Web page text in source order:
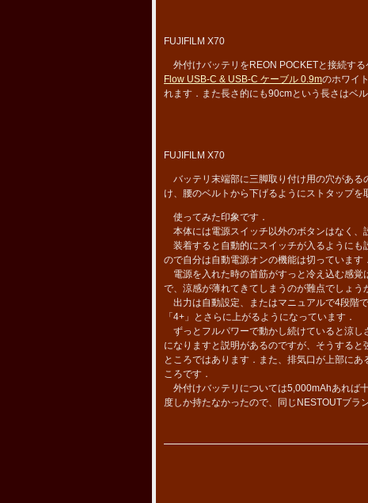
FUJIFILM X70
外付けバッテリをREON POCKETと接続す
Flow USB-C & USB-C ケーブル 0.9mのホワイ
れます．また長さ的にも90cmという長さはベ
FUJIFILM X70
バッテリ末端部に三脚取り付け用の穴がある
け、腰のベルトから下げるようにストタップを
使ってみた印象です．
本体には電源スイッチ以外のボタンはなく、
装着すると自動的にスイッチが入るようにも
ので自分は自動電源オンの機能は切っています．
電源を入れた時の首筋がすっと冷え込む感覚
で、涼感が薄れてきてしまうのが難点でしょう
出力は自動設定、またはマニュアルで4段階
「4+」とさらに上がるようになっています．
ずっとフルパワーで動かし続けていると涼し
になりますと説明があるのですが、そうする
ところではあります．また、排気口が上部に
ころです．
外付けバッテリについては5,000mAhあれば
度しか持たなかったので、同じNESTOUTブラ